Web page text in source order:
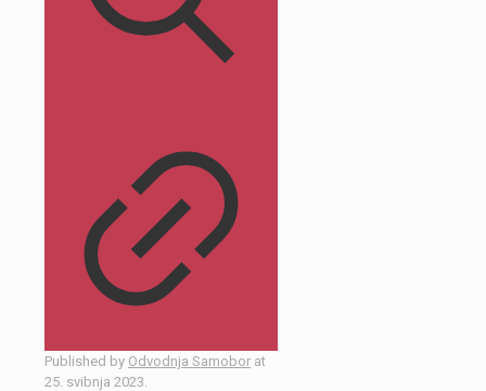
Published by Odvodnja Samobor at
25. svibnja 2023.